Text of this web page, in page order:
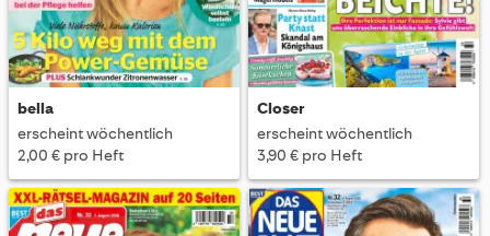
bella
erscheint wöchentlich
2,00 € pro Heft
Closer
erscheint wöchentlich
3,90 € pro Heft